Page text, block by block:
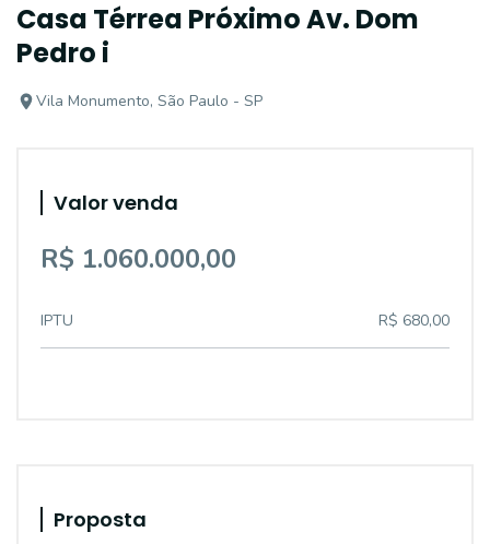
Casa Térrea Próximo Av. Dom
Pedro i
Vila Monumento, São Paulo - SP
Valor venda
R$ 1.060.000,00
IPTU R$ 680,00
Proposta